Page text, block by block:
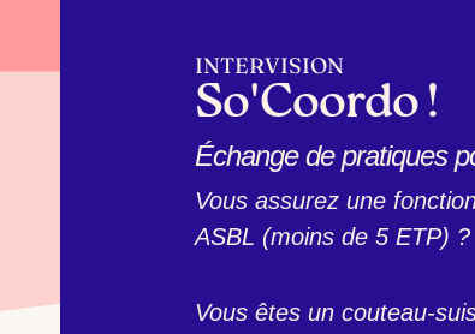
INTERVISION
So'Coordo !
Échange de pratiques
Vous assurez une
ASBL (moins de 5 ETP) ?
Vous êtes un couteau-